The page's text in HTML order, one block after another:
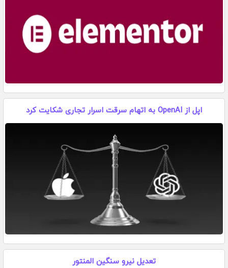
اپل از OpenAI به اتهام سرقت اسرار تجاری شکایت کرد
تعدیل نیرو سنگین المنتور